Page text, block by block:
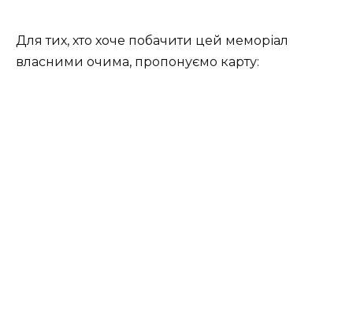
Для тих, хто хоче побачити цей меморіал
власними очима, пропонуємо карту: